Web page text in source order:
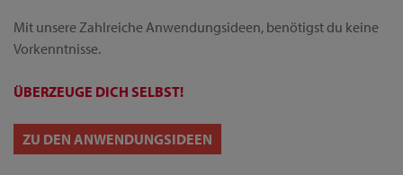
Mit unsere Zahlreiche Anwendungsideen, benötigst du keine
Vorkenntnisse.
ÜBERZEUGE DICH SELBST!
ZU DEN ANWENDUNGSIDEEN